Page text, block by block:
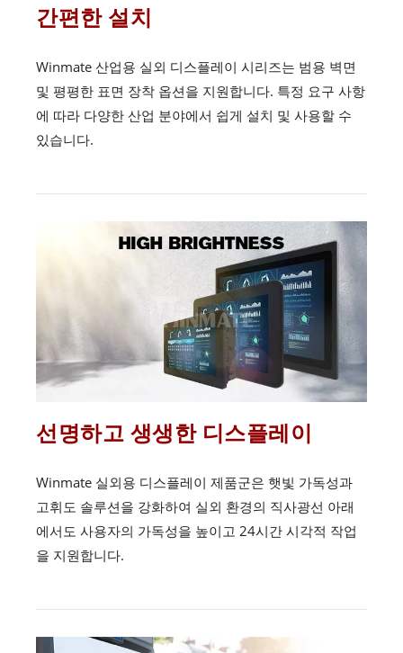
간편한 설치
Winmate 산업용 실외 디스플레이 시리즈는 범용 벽면
및 평평한 표면 장착 옵션을 지원합니다. 특정 요구 사항
에 따라 다양한 산업 분야에서 쉽게 설치 및 사용할 수
있습니다.
선명하고 생생한 디스플레이
Winmate 실외용 디스플레이 제품군은 햇빛 가독성과
고휘도 솔루션을 강화하여 실외 환경의 직사광선 아래
에서도 사용자의 가독성을 높이고 24시간 시각적 작업
을 지원합니다.